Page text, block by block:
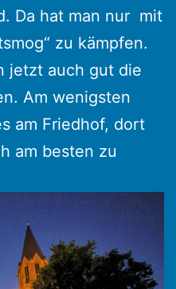
Da hat man nur mit
zu kämpfen.
jetzt auch gut die
Am wenigsten
am Friedhof, dort
am besten zu